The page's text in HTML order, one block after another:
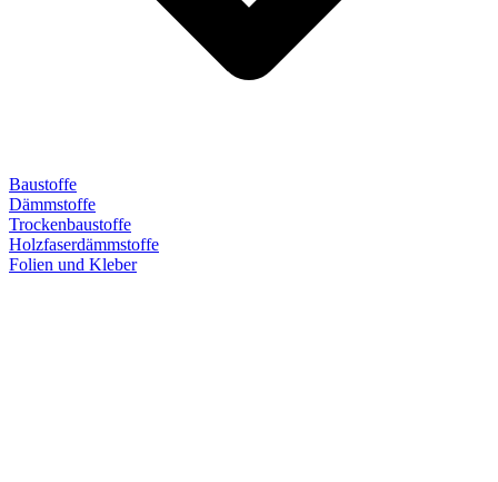
Baustoffe
Dämmstoffe
Trockenbaustoffe
Holzfaserdämmstoffe
Folien und Kleber